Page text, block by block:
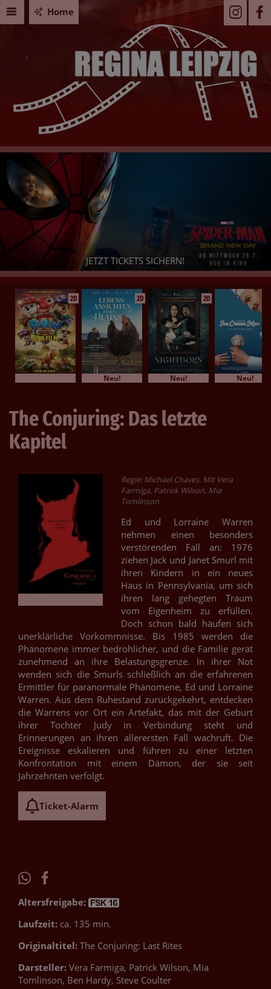
Home
PAW PATROL: DER DINO FILM
Seid Ihr bereit für ein dino-starkes Abenteuer? -
Euch jetzt Eure Tickets!
2D 2D
Neu!
2D
Neu! Neu!
The Conjuring: Das letzte
Kapitel
Regie: Michael Chaves. Mit Vera
Farmiga, Patrick Wilson, Mia
Tomlinson
Ed und Lorraine Warren
nehmen einen besonders
verstörenden Fall an: 1976
ziehen Jack und Janet Smurl mit
ihren Kindern in ein neues
Haus in Pennsylvania, um sich
ihren lang gehegten Traum
vom Eigenheim zu erfüllen.
Doch schon bald häufen sich
unerklärliche Vorkommnisse. Bis 1985 werden die
Phänomene immer bedrohlicher, und die Familie gerät
zunehmend an ihre Belastungsgrenze. In ihrer Not
wenden sich die Smurls schließlich an die erfahrenen
Ermittler für paranormale Phänomene, Ed und Lorraine
Warren. Aus dem Ruhestand zurückgekehrt, entdecken
die Warrens vor Ort ein Artefakt, das mit der Geburt
ihrer Tochter Judy in Verbindung steht und
Erinnerungen an ihren allerersten Fall wachruft. Die
Ereignisse eskalieren und führen zu einer letzten
Konfrontation mit einem Dämon, der sie seit
Jahrzehnten verfolgt.
Ticket-Alarm
Altersfreigabe:
Laufzeit: ca. 135 min.
Originaltitel: The Conjuring: Last Rites
Darsteller: Vera Farmiga, Patrick Wilson, Mia
Tomlinson, Ben Hardy, Steve Coulter